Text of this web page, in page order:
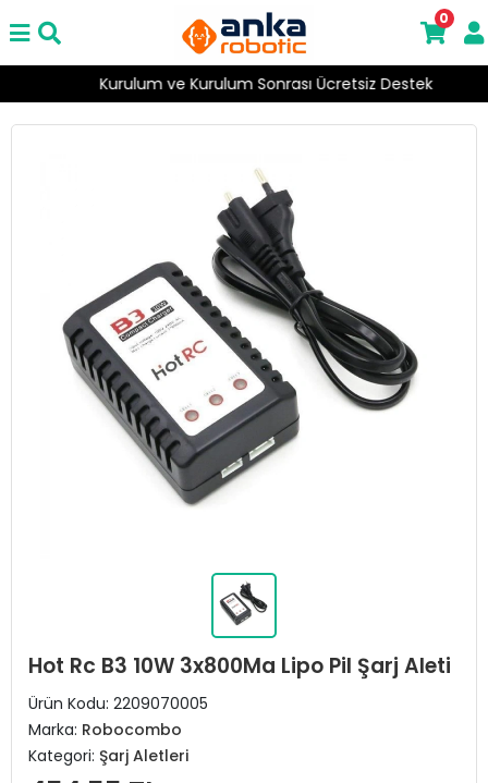
Kurulum ve Kurulum Sonrası Ücretsiz Destek
0
Hot Rc B3 10W 3x800Ma Lipo Pil Şarj Aleti
Ürün Kodu: 2209070005
Marka: Robocombo
Kategori: Şarj Aletleri